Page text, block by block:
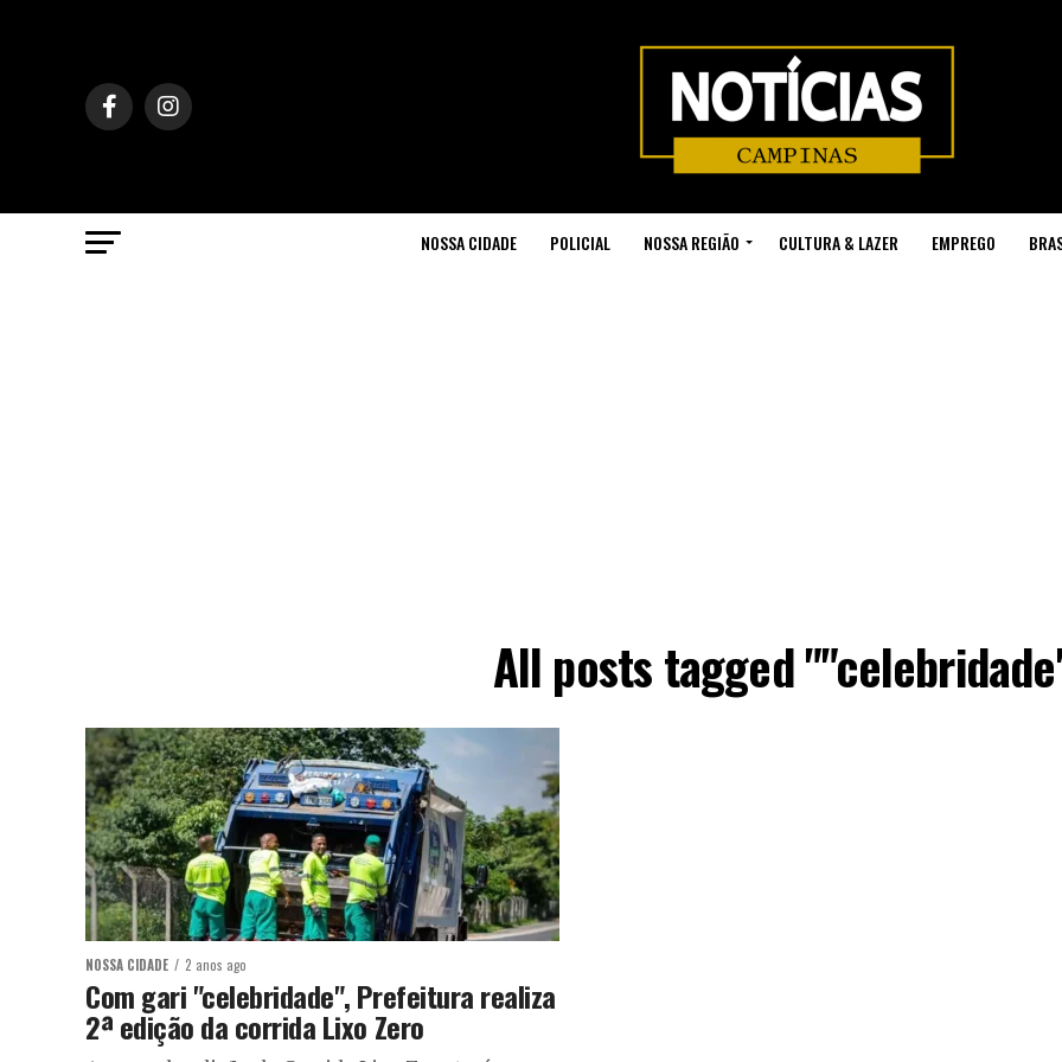
NOSSA CIDADE POLICIAL NOSSA REGIÃO CULTURA & LAZER EMPREGO
All posts tagged
NOSSA CIDADE 2 anos ago
Com gari "celebridade", Prefeitura realiza
2ª edição da corrida Lixo Zero